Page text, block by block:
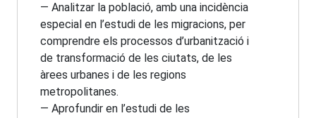
— Analitzar la població, amb una incidència
especial en l’estudi de les migracions, per
comprendre els processos d’urbanització i
de transformació de les ciutats, de les
àrees urbanes i de les regions
metropolitanes.
— Aprofundir en l’estudi de les